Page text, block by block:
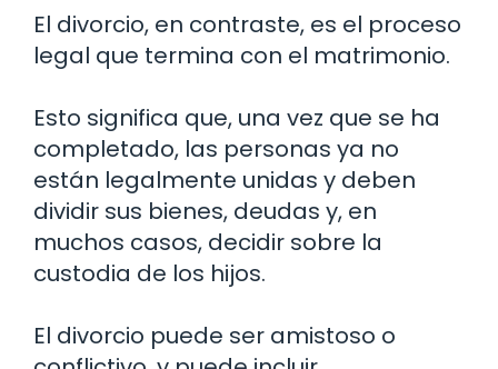
El divorcio, en contraste, es el proceso
legal que termina con el matrimonio.
Esto significa que, una vez que se ha
completado, las personas ya no
están legalmente unidas y deben
dividir sus bienes, deudas y, en
muchos casos, decidir sobre la
custodia de los hijos.
El divorcio puede ser amistoso o